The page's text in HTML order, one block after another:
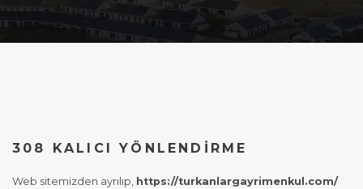
308 KALICI YÖNLENDIRME
Web sitemizden ayrılıp, https://turkanlargayrimenkul.com/